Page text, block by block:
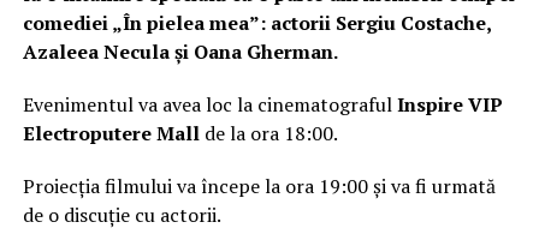
comediei „În pielea mea”: actorii Sergiu Costache,
Azaleea Necula și Oana Gherman.
Evenimentul va avea loc la cinematografulInspire VIP
Electroputere Mall de la ora 18:00.
Proiecția filmului va începe la ora 19:00 și va fi urmată
de o discuție cu actorii.